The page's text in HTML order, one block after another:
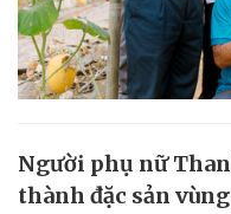
Người phụ nữ
thành đặc sản